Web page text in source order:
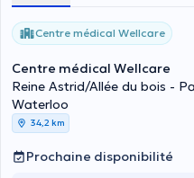
Centre médical Wellcare
Centre médical Wellcare
Reine Astrid/Allée du bois -
Waterloo
34,2 km
Prochaine disponibilité